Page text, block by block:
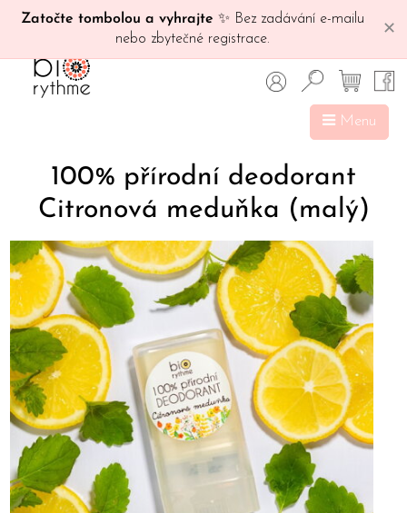
Zatočte tombolou a vyhrajte ✨ Bez zadávání e-mailu
nebo zbytečné registrace.
✕
Menu
100% přírodní deodorant
Citronová meduňka (malý)